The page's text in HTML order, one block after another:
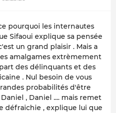
pourquoi les internautes
Sifaoui explique sa pensée
un grand plaisir . Mais a
amalgames extrèmement
des délinquants et des
. Nul besoin de vous
probabilités d'être
, Daniel .... mais remet
défraichie , explique lui que